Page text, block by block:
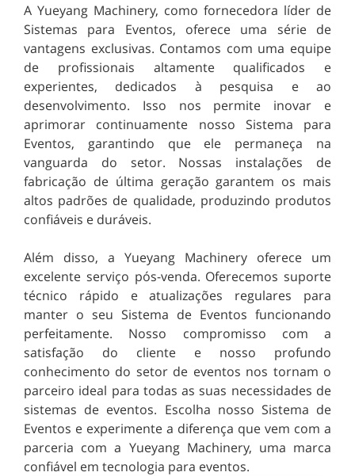
A Yueyang Machinery, como fornecedora líder de
Sistemas para Eventos, oferece uma série de
vantagens exclusivas. Contamos com uma equipe
de profissionais altamente qualificados e
experientes, dedicados à pesquisa e ao
desenvolvimento. Isso nos permite inovar e
aprimorar continuamente nosso Sistema para
Eventos, garantindo que ele permaneça na
vanguarda do setor. Nossas instalações de
fabricação de última geração garantem os mais
altos padrões de qualidade, produzindo produtos
confiáveis e duráveis.
Além disso, a Yueyang Machinery oferece um
excelente serviço pós-venda. Oferecemos suporte
técnico rápido e atualizações regulares para
manter o seu Sistema de Eventos funcionando
perfeitamente. Nosso compromisso com a
satisfação do cliente e nosso profundo
conhecimento do setor de eventos nos tornam o
parceiro ideal para todas as suas necessidades de
sistemas de eventos. Escolha nosso Sistema de
Eventos e experimente a diferença que vem com a
parceria com a Yueyang Machinery, uma marca
confiável em tecnologia para eventos.